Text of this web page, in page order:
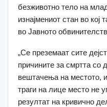
безживотно тело на
изнајмениот стан во кој
во Јавното
„Се преземаат сите
причините за смртта со
вештачења на местото,
траги на лице место не
резултат на кривично